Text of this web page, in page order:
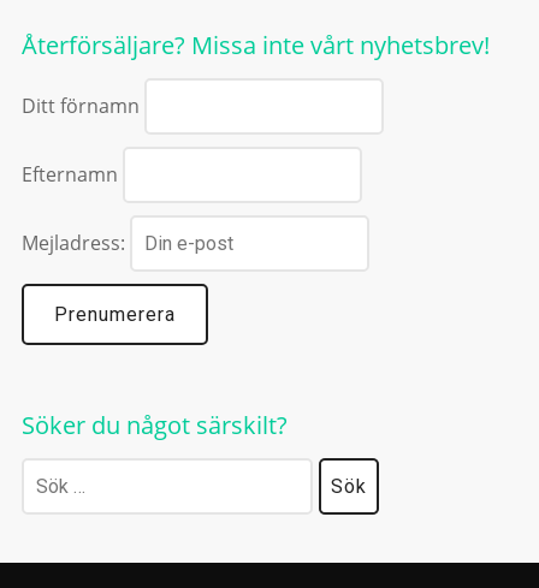
Återförsäljare? Missa inte vårt nyhetsbrev!
Ditt förnamn
Efternamn
Mejladress:
Söker du något särskilt?
Sök
efter: